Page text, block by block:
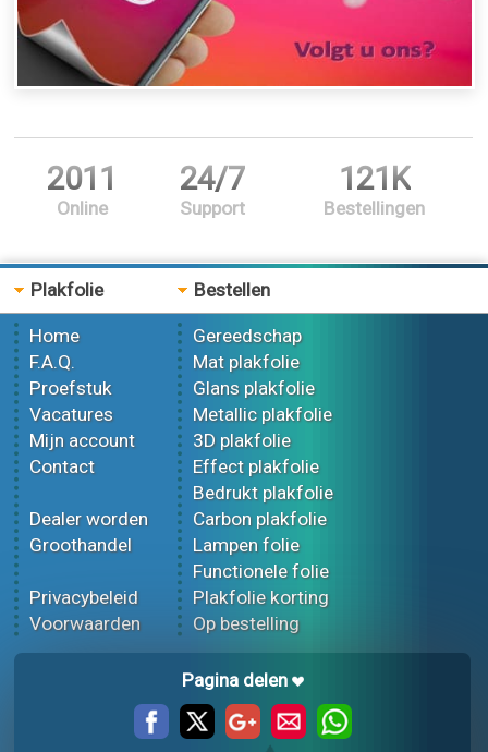
2011
Online
24/7
Support
121K
Bestellingen
Plakfolie
Home
F.A.Q.
Proefstuk
Vacatures
Mijn account
Contact
Dealer worden
Groothandel
Privacybeleid
Voorwaarden
Bestellen
Gereedschap
Mat plakfolie
Glans plakfolie
Metallic plakfolie
3D plakfolie
Effect plakfolie
Bedrukt plakfolie
Carbon plakfolie
Lampen folie
Functionele folie
Plakfolie korting
Op bestelling
Pagina delen